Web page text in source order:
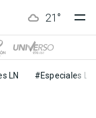
21 °
LN #Especiales LN